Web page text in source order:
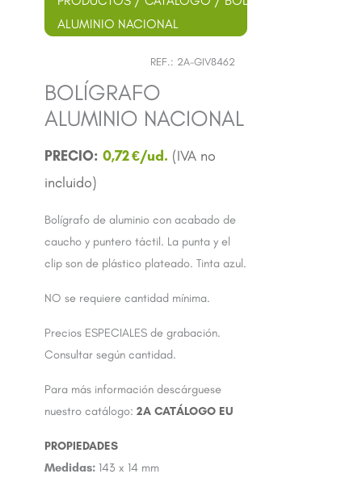
ALUMINIO NACIONAL
REF.: 2A-GIV8462
BOLÍGRAFO
ALUMINIO NACIONAL
0,72€
Bolígrafo de aluminio con acabado de
caucho y puntero táctil. La punta y el
clip son de plástico plateado. Tinta azul.
NO se requiere cantidad mínima.
Precios ESPECIALES de grabación.
Consultar según cantidad.
Para más información descárguese
nuestro catálogo: 2A CATÁLOGO EU
Medidas: 143 x 14 mm